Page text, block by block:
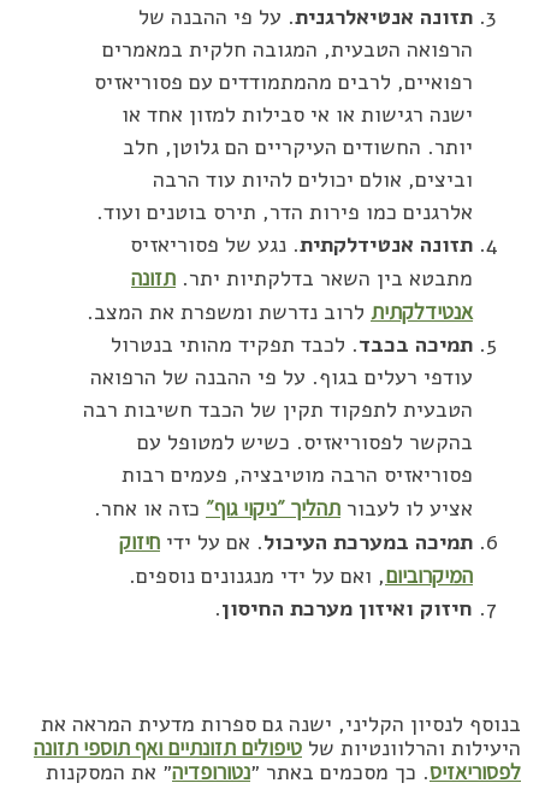
תזונה אנטיאלרגנית. על פי ההבנה של
הרפואה הטבעית, המגובה חלקית במאמרים
רפואיים, לרבים מהמתמודדים עם פסוריאזיס
ישנה רגישות או אי סבילות למזון אחד או
יותר. החשודים העיקריים הם גלוטן, חלב
וביצים, אולם יכולים להיות עוד הרבה
אלרגנים כמו פירות הדר, תירס בוטנים ועוד.
תזונה אנטידלקתית. נגע של פסוריאזיס
מתבטא בין השאר בדלקתיות יתר. תזונה
אנטידלקתית לרוב נדרשת ומשפרת את המצב.
תמיכה בכבד. לכבד תפקיד מהותי בנטרול
עודפי רעלים בגוף. על פי ההבנה של הרפואה
הטבעית לתפקוד תקין של הכבד חשיבות רבה
בהקשר לפסוריאזיס. כשיש למטופל עם
פסוריאזיס הרבה מוטיבציה, פעמים רבות
אציע לו לעבור תהליך ״ניקוי גוף״ כזה או אחר.
תמיכה במערכת העיכול. אם על ידי חיזוק
המיקרוביום, ואם על ידי מנגנונים נוספים.
חיזוק ואיזון מערכת החיסון.
בנוסף לנסיון הקליני, ישנה גם ספרות מדעית המראה את
היעילות והרלוונטיות של טיפולים תזונתיים ואף תוספי תזונה
לפסוריאזיס. כך מסכמים באתר ״נטורופדיה״ את המסקנות